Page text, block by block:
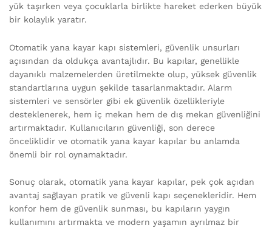
yük taşırken veya çocuklarla birlikte hareket ederken büyük
bir kolaylık yaratır.
Otomatik yana kayar kapı sistemleri, güvenlik unsurları
açısından da oldukça avantajlıdır. Bu kapılar, genellikle
dayanıklı malzemelerden üretilmekte olup, yüksek güvenlik
standartlarına uygun şekilde tasarlanmaktadır. Alarm
sistemleri ve sensörler gibi ek güvenlik özellikleriyle
desteklenerek, hem iç mekan hem de dış mekan güvenliğini
artırmaktadır. Kullanıcıların güvenliği, son derece
önceliklidir ve otomatik yana kayar kapılar bu anlamda
önemli bir rol oynamaktadır.
Sonuç olarak, otomatik yana kayar kapılar, pek çok açıdan
avantaj sağlayan pratik ve güvenli kapı seçenekleridir. Hem
konfor hem de güvenlik sunması, bu kapıların yaygın
kullanımını artırmakta ve modern yaşamın ayrılmaz bir